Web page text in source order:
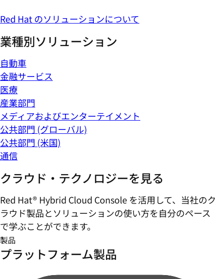
Red Hat のソリューションについて
業種別ソリューション
自動車
金融サービス
医療
産業部門
メディアおよびエンターテイメント
公共部門 (グローバル)
公共部門 (米国)
通信
クラウド・テクノロジーを見る
Red Hat® Hybrid Cloud Console を活用して、当社のク
ラウド製品とソリューションの使い方を自分のペース
で学ぶことができます。
製品
プラットフォーム製品